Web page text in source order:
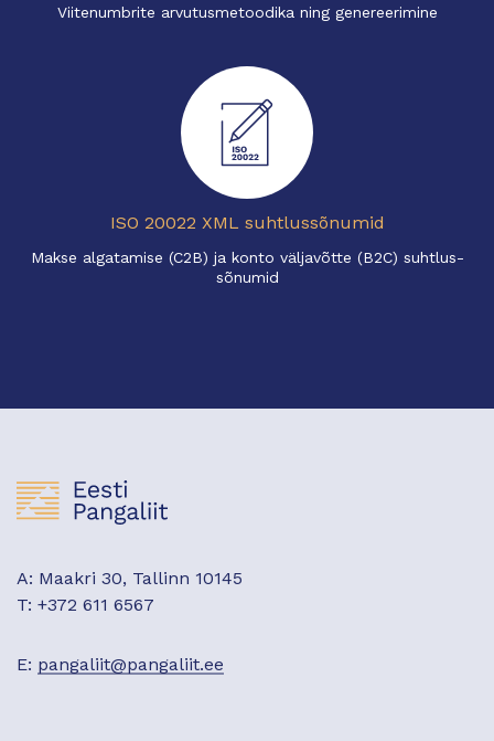
Viitenumbrite arvutusmetoodika ning genereerimine
ISO 20022 XML suhtlussõnumid
Makse algatamise (C2B) ja konto väljavõtte (B2C) suhtlus-
sõnumid
A: Maakri 30, Tallinn 10145
T: +372 611 6567
E: pangaliit@pangaliit.ee